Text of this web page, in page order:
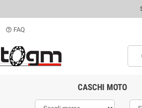
help_outline FAQ
CASCHI MOTO